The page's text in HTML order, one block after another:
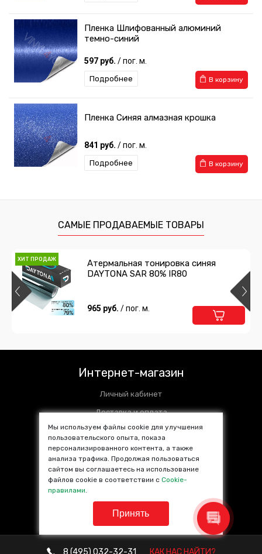
Пленка Шлифованный алюминий
темно-синий
597 руб. / пог. м.
В корзину
Подробнее
Пленка Синяя алмазная крошка
841 руб. / пог. м.
В корзину
Подробнее
САМЫЕ ПРОДАВАЕМЫЕ ТОВАРЫ
ХИТ ПРОДАЖ
Атермальная тонировка синяя
DAYTONA SAR 80% IR80
965 руб. / пог. м.
Интернет-магазин
Личный кабинет
Доставка и оплата
Установочные центры
Контакты
SALE %
Популярные товары
8 (495) 032-32-31 КАК НАС НАЙТИ?
Мы используем файлы cookie для улучшения
пользовательского опыта, показа
персонализированного контента, а также
анализа трафика. Продолжая пользоваться
сайтом вы соглашаетесь на использование
файлов cookie в соответствии сCookie-
правилами.
Принять